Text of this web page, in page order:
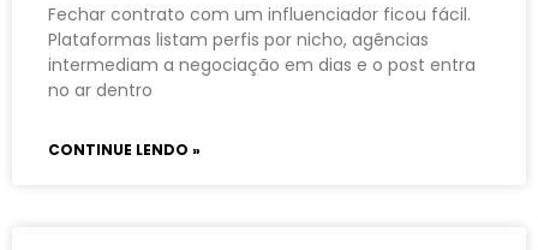
Fechar contrato com um influenciador ficou fácil.
Plataformas listam perfis por nicho, agências
intermediam a negociação em dias e o post entra
no ar dentro
CONTINUE LENDO »